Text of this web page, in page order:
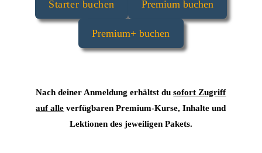
Starter buchen Premium buchen
Premium+ buchen
Nach deiner Anmeldung erhältst dusofort Zugriff
auf alle verfügbaren Premium-Kurse, Inhalte und
Lektionen des jeweiligen Pakets.